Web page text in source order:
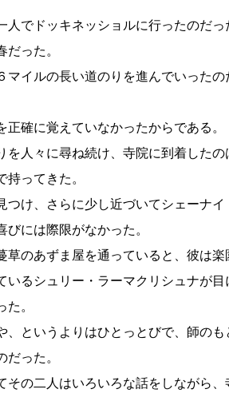
でドッキネッショルに行ったのだっ
った。
イルの長い道のりを進んでいった
確に覚えていなかったからである。
人々に尋ね続け、寺院に到着したの
ってきた。
け、さらに少し近づいてシェーナ
には際限がなかった。
のあずま屋を通っていると、彼は楽
るシュリー・ラーマクリシュナが
。
というよりはひとっとびで、師のも
った。
の二人はいろいろな話をしながら、